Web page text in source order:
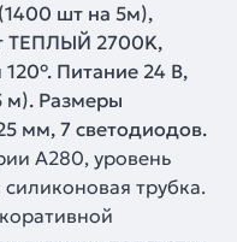
шт на 5м),
ТЕПЛЫЙ 2700K,
Питание 24 В,
м). Размеры
мм, 7 светодиодов.
A280, уровень
трубка.